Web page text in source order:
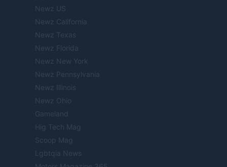
Newz US
Newz California
Newz Texas
Newz Florida
Newz New York
Newz Pennsylvania
Newz Illinois
Newz Ohio
Gameland
Hig Tech Mag
Scoop Mag
Lgbtqia News